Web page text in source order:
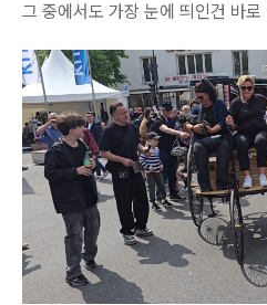
그 중에서도 가장 눈에 띄인건 바